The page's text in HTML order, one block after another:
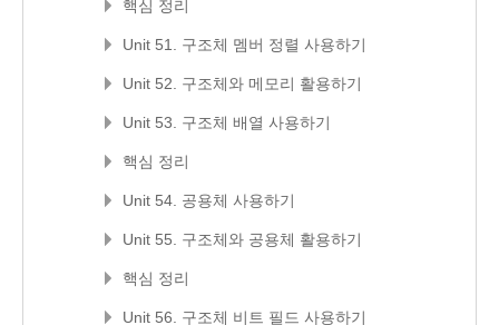
핵심 정리
Unit 51. 구조체 멤버 정렬 사용하기
Unit 52. 구조체와 메모리 활용하기
Unit 53. 구조체 배열 사용하기
핵심 정리
Unit 54. 공용체 사용하기
Unit 55. 구조체와 공용체 활용하기
핵심 정리
Unit 56. 구조체 비트 필드 사용하기